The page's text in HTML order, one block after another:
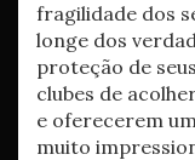
fragilidade dos
longe dos
proteção de
clubes de
e oferecerem
muito